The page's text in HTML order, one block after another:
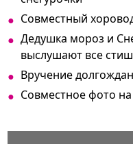
Совместный
Дедушка мороз и
выслушают все
Вручение
Совместное фото